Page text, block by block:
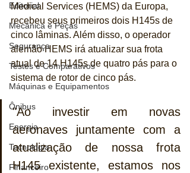
Editorial
Mecânica e Peças
Segurança
Testes e Comparativos
Máquinas e Equipamentos
Ônibus
Energia
Tecnologia
Financeiro
Medical Services (HEMS) da Europa,
recebeu seus primeiros dois H145s de
cinco lâminas. Além disso, o operador
alemão HEMS irá atualizar sua frota
atual de 14 H145s de quatro pás para o
sistema de rotor de cinco pás.
"Ao investir em novas
aeronaves juntamente com a
atualização de nossa frota
H145 existente, estamos nos